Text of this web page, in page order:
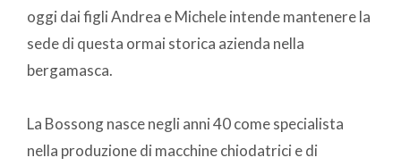
oggi dai figli Andrea e Michele intende mantenere la
sede di questa ormai storica azienda nella
bergamasca.
La Bossong nasce negli anni 40 come specialista
nella produzione di macchine chiodatrici e di